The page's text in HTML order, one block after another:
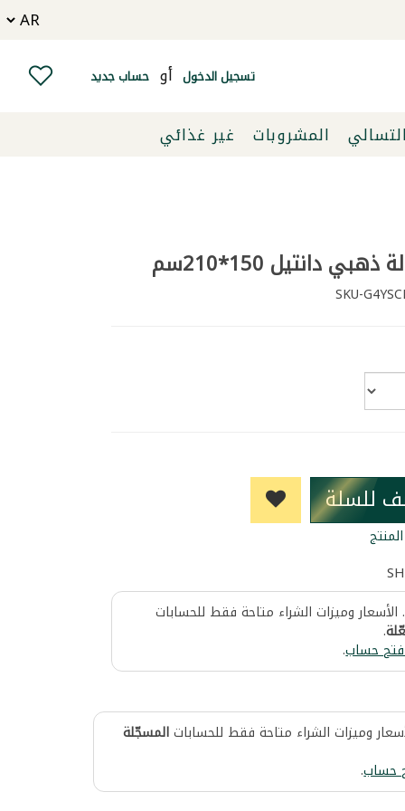
تسجيل الدخول أو حساب جديد
المشروبات
غير غذائي
دانتيل 150*210سم
للسلة
وميزات الشراء متاحة فقط للحسابات
.
حساب.
وميزات الشراء متاحة فقط للحساباتالمسجّلة
حساب.